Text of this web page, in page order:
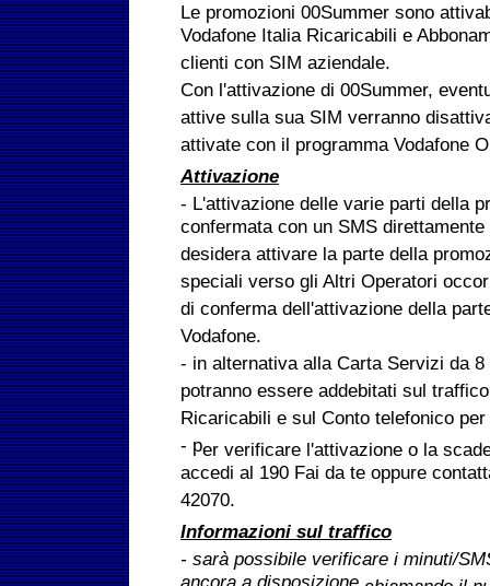
Le promozioni 00Summer sono
Vodafone Italia Ricaricabili e
clienti con SIM aziendale.
Con l'attivazione di 00Summer,
attive sulla sua SIM verranno
attivate con il programma Vodafone
Attivazione
- L'attivazione delle varie parti della
confermata con un SMS
desidera attivare la parte della
speciali verso gli Altri Operatori
di conferma dell'attivazione della
Vodafone.
- in alternativa alla Carta Servizi da
potranno essere addebitati sul
Ricaricabili e sul Conto telefonico
- per verificare l'attivazione o la
accedi al 190 Fai da te oppure
42070.
Informazioni sul traffico
- sarà possibile verificare i minuti/